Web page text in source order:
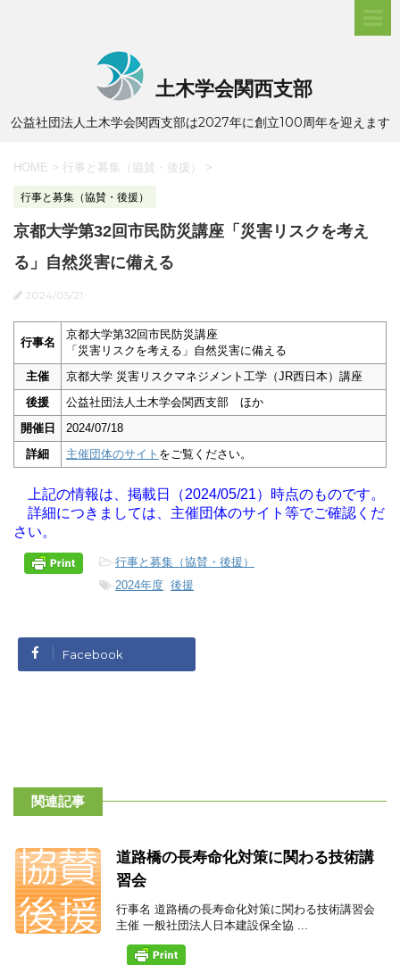
土木学会関西支部
公益社団法人土木学会関西支部は2027年に創立100周年を迎えます
HOME > 行事と募集（協賛・後援） >
行事と募集（協賛・後援）
京都大学第32回市民防災講座「災害リスクを考え
る」自然災害に備える
2024/05/21
行事名
京都大学第32回市民防災講座
「災害リスクを考える」自然災害に備える
主催
京都大学 災害リスクマネジメント工学（JR西日本）講座
後援
公益社団法人土木学会関西支部 ほか
開催日
2024/07/18
詳細
主催団体のサイト をご覧ください。
上記の情報は、掲載日（2024/05/21）時点のものです。
詳細につきましては、主催団体のサイト等でご確認くだ
さい。
-行事と募集（協賛・後援）
-2024年度, 後援
Facebook
関連記事
道路橋の長寿命化対策に関わる技術講
習会
行事名 道路橋の長寿命化対策に関わる技術講習会
主催 一般社団法人日本建設保全協 ...